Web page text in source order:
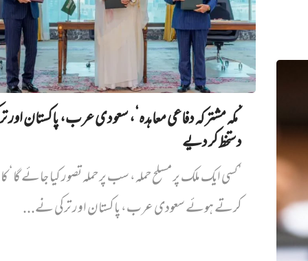
’مکہ مشترکہ دفاعی معاہدہ‘، سعودی عرب، پاکستان
دستخط کر دیے
’کسی ایک ملک پر مسلح حملہ، سب پر حملہ تصور کیا جائے گا‘
کرتے ہوئے سعودی عرب، پاکستان اور ترکی نے...